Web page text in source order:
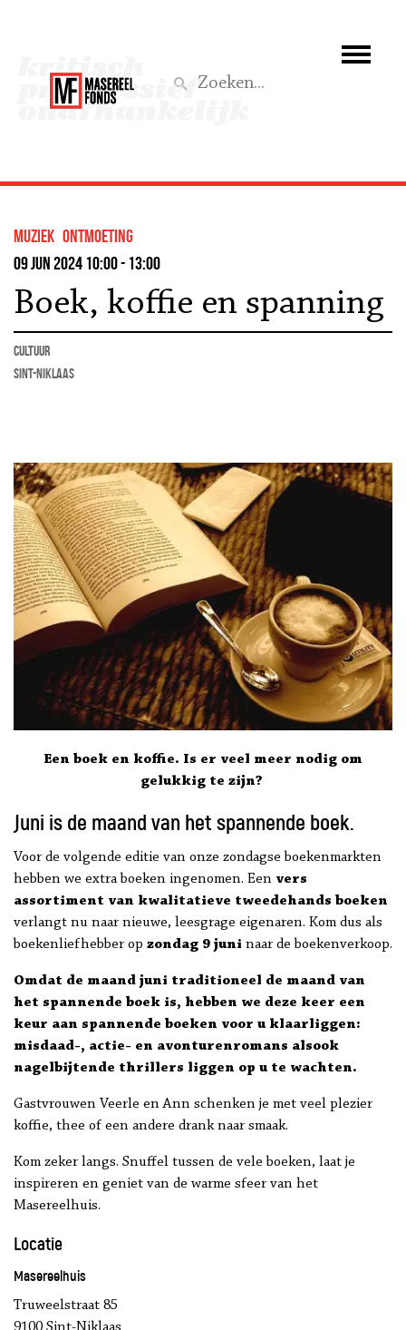
Wat we doen
Steun ons
Aktief
muziek ontmoeting
09 jun 2024 10:00 - 13:00
Boek, koffie en spanning
cultuur
Sint-Niklaas
Een boek en koffie. Is er veel meer nodig om
gelukkig te zijn?
Juni is de maand van het spannende boek.
Voor de volgende editie van onze zondagse boekenmarkten
hebben we extra boeken ingenomen. Een vers
assortiment van kwalitatieve tweedehands boeken
verlangt nu naar nieuwe, leesgrage eigenaren. Kom dus als
boekenliefhebber op zondag 9 juni naar de boekenverkoop.
Omdat de maand juni traditioneel de maand van
het spannende boek is, hebben we deze keer een
keur aan spannende boeken voor u klaarliggen:
misdaad-, actie- en avonturenromans alsook
nagelbijtende thrillers liggen op u te wachten.
Gastvrouwen Veerle en Ann schenken je met veel plezier
koffie, thee of een andere drank naar smaak.
Kom zeker langs. Snuffel tussen de vele boeken, laat je
inspireren en geniet van de warme sfeer van het
Masereelhuis.
Locatie
Masereelhuis
Truweelstraat 85